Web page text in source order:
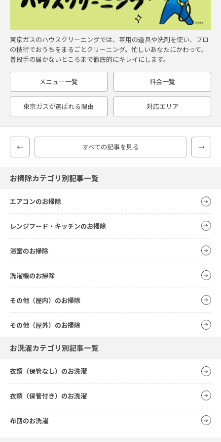
東京ガスのハウスクリーニングでは、専用の道具や洗剤を使い、プロ
の技術でおうちをまるごとクリーニング。忙しいあなたにかわって、
普段手の届かないところまで徹底的にキレイにします。
メニュー一覽 料金一覽
東京ガスが選ばれる理由 対応エリア
← すべての記事を見る →
お掃除カテゴリ別記事一覧
エアコンのお掃除
レンジフード・キッチンのお掃除
浴室のお掃除
洗濯機のお掃除
その他（屋内）のお掃除
その他（屋外）のお掃除
お洗濯カテゴリ別記事一覧
衣類（保管なし）のお洗濯
衣類（保管付き）のお洗濯
布団のお洗濯